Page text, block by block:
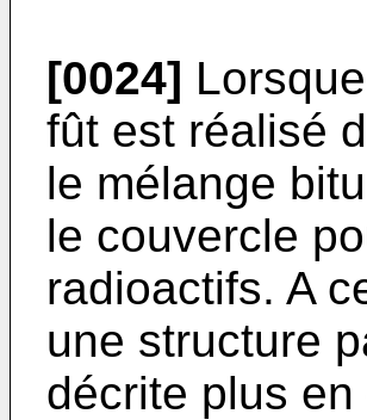
[0024]
fût est réalisé
le mélange
le couvercle
radioac­tifs. A
une struc­ture
décrite plus